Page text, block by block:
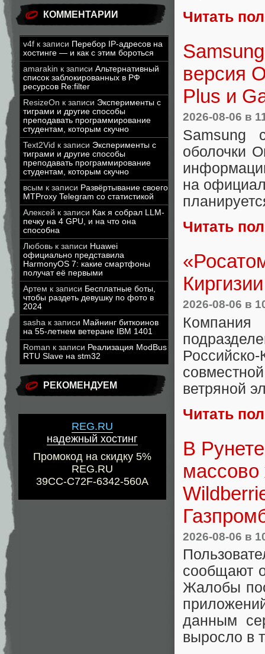
КОММЕНТАРИИ
v4f к записи Перебор IP-адресов на
хостинге — и как с этим бороться
amarakin к записи Альтернативный
список заблокированных в РФ
ресурсов Re:filter
ResizeOn к записи Эксперименты с
тиграми и другие способы
преподавать программирование
студентам, которым скучно
Text2Vid к записи Эксперименты с
тиграми и другие способы
преподавать программирование
студентам, которым скучно
всым к записи Развёртывание своего
MTProxy Telegram со статистикой
Алексей к записи Как я собрал LLM-
печку на 4 GPU, и на что она
способна
Любовь к записи Huawei
официально представила
HarmonyOS 7: какие смартфоны
получат её первыми
Артем к записи Бесплатные боты,
чтобы раздеть девушку по фото в
2024
sasha к записи Майнинг биткоинов
на 55-летнем ветеране IBM 1401
Roman к записи Реализация ModBus
RTU Slave на stm32
РЕКОМЕНДУЕМ
REG.RU
надежный хостинг
Промокод на скидку 5%
REG.RU
39CC-C72F-6342-560A
Читать
версия
Plus и
2026-08-06 в
Samsung
оболочки
на
Читать
Киргизии
2026-08-06 в
ветряной
Читать
В
массово
2026-08-06 в
сообщают
Жалобы
данным
выросло в